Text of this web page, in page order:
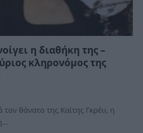
η διαθήκη της –
κληρονόμος της
τον θάνατο της Καίτης Γκρέυ, η